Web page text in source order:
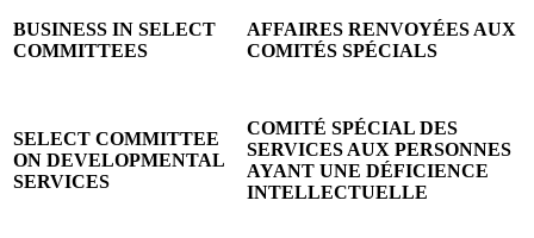
BUSINESS IN SELECT
COMMITTEES
AFFAIRES RENVOYÉES AUX
COMITÉS SPÉCIALS
SELECT COMMITTEE
ON DEVELOPMENTAL
SERVICES
COMITÉ SPÉCIAL DES
SERVICES AUX PERSONNES
AYANT UNE DÉFICIENCE
INTELLECTUELLE